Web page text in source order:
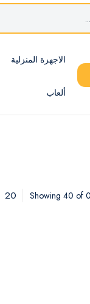
الاجهزة المنزلية
ألعاب
Showing 40 of
20